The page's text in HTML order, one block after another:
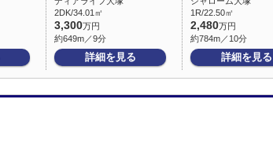
2DK/34.01㎡
3,300万円
約649m／9分
詳細を見る
1R/22.50㎡
2,480万円
約784m／10分
詳細を見る